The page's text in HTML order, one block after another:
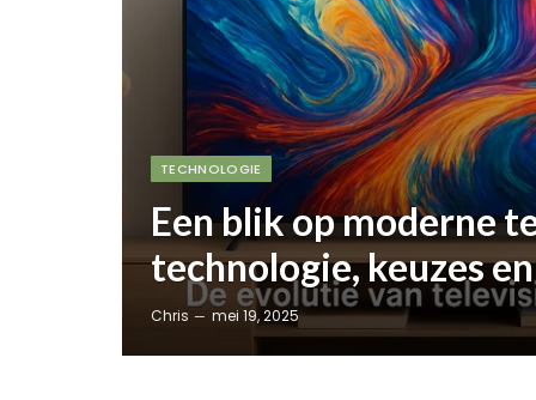
TECHNOLOGIE
Een blik op moderne
technologie, keuzes
Chris mei 19, 2025